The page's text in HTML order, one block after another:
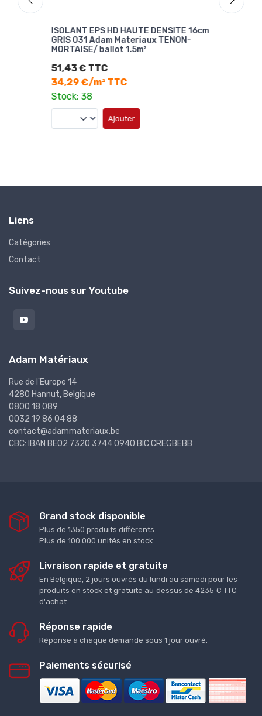
ISOLANT EPS HD HAUTE DENSITE 16cm
GRIS 031 Adam Materiaux TENON-
MORTAISE/ ballot 1.5m²
51,43 € TTC
34,29 €/m² TTC
Stock: 38
Ajouter
Liens
Catégories
Contact
Suivez-nous sur Youtube
Adam Matériaux
Rue de l'Europe 14
4280 Hannut, Belgique
0800 18 089
0032 19 86 04 88
contact@adammateriaux.be
CBC: IBAN BE02 7320 3744 0940 BIC CREGBEBB
Grand stock disponible
Plus de 1350 produits différents.
Plus de 100 000 unités en stock.
Livraison rapide et gratuite
En Belgique, 2 jours ouvrés du lundi au samedi pour les
produits en stock et gratuite au‑dessus de 4235 € TTC
d'achat.
Réponse rapide
Réponse à chaque demande sous 1 jour ouvré.
Paiements sécurisé